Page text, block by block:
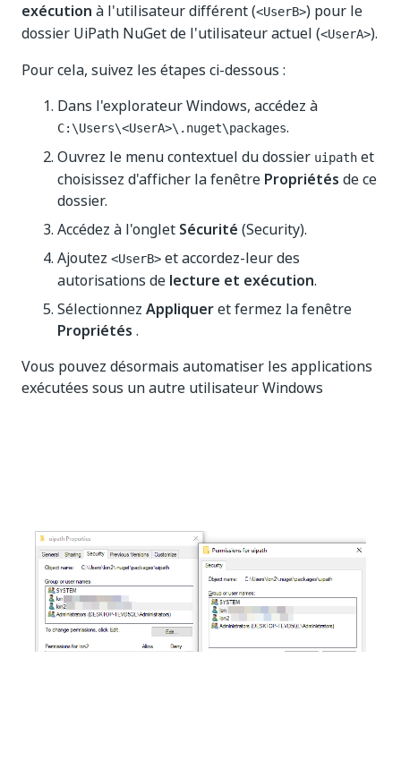
exécution à l'utilisateur différent (<UserB>) pour le
dossier UiPath NuGet de l'utilisateur actuel (<UserA>).
Pour cela, suivez les étapes ci-dessous :
Dans l'explorateur Windows, accédez à
C:\Users\<UserA>\.nuget\packages.
Ouvrez le menu contextuel du dossier uipath et
choisissez d'afficher la fenêtre Propriétés de ce
dossier.
Accédez à l'onglet Sécurité (Security).
Ajoutez <UserB> et accordez-leur des
autorisations de lecture et exécution.
Sélectionnez Appliqueret fermez la fenêtre
Propriétés .
Vous pouvez désormais automatiser les applications
exécutées sous un autre utilisateur Windows